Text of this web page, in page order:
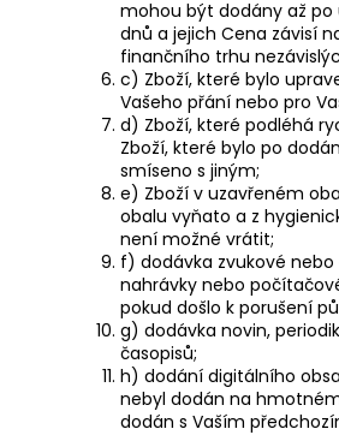
mohou být dodány až
dnů a jejich Cena závisí
finančního trhu
c) Zboží, které bylo
Vašeho přání nebo pro
d) Zboží, které podléhá
Zboží, které bylo po
smíseno s jiným;
e) Zboží v uzavřeném
obalu vyňato a z
není možné vrátit;
f) dodávka zvukové nebo
nahrávky nebo
pokud došlo k porušení
g) dodávka novin,
časopisů;
h) dodání digitálního
nebyl dodán na
dodán s Vaším